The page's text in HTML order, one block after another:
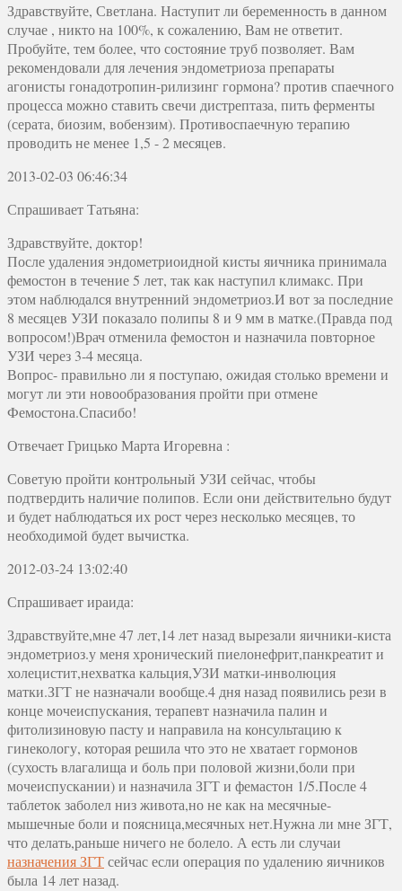
Здравствуйте, Светлана. Наступит ли беременность в данном
случае , никто на 100%, к сожалению, Вам не ответит.
Пробуйте, тем более, что состояние труб позволяет. Вам
рекомендовали для лечения эндометриоза препараты
агонисты гонадотропин-рилизинг гормона? против спаечного
процесса можно ставить свечи дистрептаза, пить ферменты
(серата, биозим, вобензим). Противоспаечную терапию
проводить не менее 1,5 - 2 месяцев.
2013-02-03 06:46:34
Спрашивает Татьяна:
Здравствуйте, доктор!
После удаления эндометриоидной кисты яичника принимала
фемостон в течение 5 лет, так как наступил климакс. При
этом наблюдался внутренний эндометриоз.И вот за последние
8 месяцев УЗИ показало полипы 8 и 9 мм в матке.(Правда под
вопросом!)Врач отменила фемостон и назначила повторное
УЗИ через 3-4 месяца.
Вопрос- правильно ли я поступаю, ожидая столько времени и
могут ли эти новообразования пройти при отмене
Фемостона.Спасибо!
ОтвечаетГрицько Марта Игоревна :
Советую пройти контрольный УЗИ сейчас, чтобы
подтвердить наличие полипов. Если они действительно будут
и будет наблюдаться их рост через несколько месяцев, то
необходимой будет вычистка.
2012-03-24 13:02:40
Спрашивает ираида:
Здравствуйте,мне 47 лет,14 лет назад вырезали яичники-киста
эндометриоз.у меня хронический пиелонефрит,панкреатит и
холецистит,нехватка кальция,УЗИ матки-инволюция
матки.ЗГТ не назначали вообще.4 дня назад появились рези в
конце мочеиспускания, терапевт назначила палин и
фитолизиновую пасту и направила на консультацию к
гинекологу, которая решила что это не хватает гормонов
(сухость влагалища и боль при половой жизни,боли при
мочеиспускании) и назначила ЗГТ и фемастон 1/5.После 4
таблеток заболел низ живота,но не как на месячные-
мышечные боли и поясница,месячных нет.Нужна ли мне ЗГТ,
что делать,раньше ничего не болело. А есть ли случаи
назначения ЗГТсейчас если операция по удалению яичников
была 14 лет назад.